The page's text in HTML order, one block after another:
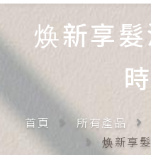
焕新享
首頁 所有產品
焕新享